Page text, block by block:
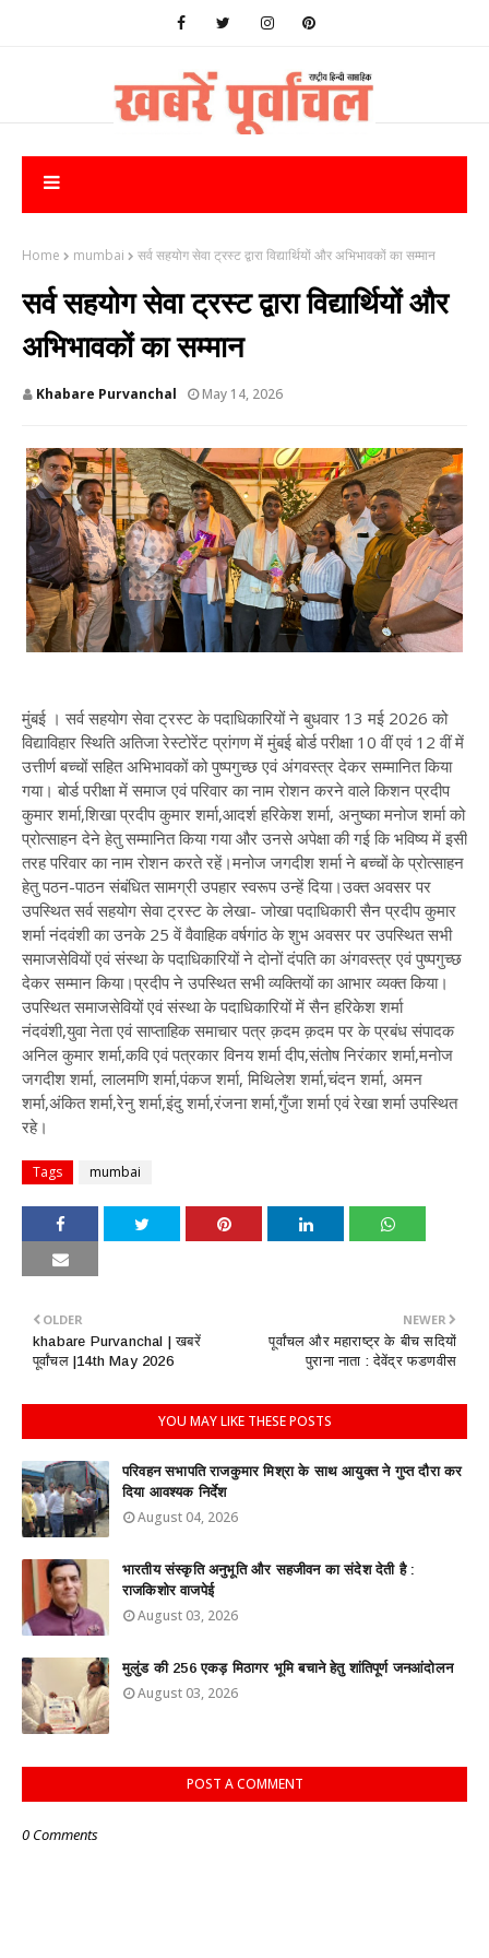
Home mumbai सर्व सहयोग सेवा ट्रस्ट द्वारा विद्यार्थियों और अभिभावकों का सम्मान
सर्व सहयोग सेवा ट्रस्ट द्वारा विद्यार्थियों और
अभिभावकों का सम्मान
Khabare Purvanchal May 14, 2026
मुंबई । सर्व सहयोग सेवा ट्रस्ट के पदाधिकारियों ने बुधवार 13 मई 2026 को
विद्याविहार स्थिति अतिजा रेस्टोरेंट प्रांगण में मुंबई बोर्ड परीक्षा 10 वीं एवं 12 वीं में
उत्तीर्ण बच्चों सहित अभिभावकों को पुष्पगुच्छ एवं अंगवस्त्र देकर सम्मानित किया
गया। बोर्ड परीक्षा में समाज एवं परिवार का नाम रोशन करने वाले किशन प्रदीप
कुमार शर्मा,शिखा प्रदीप कुमार शर्मा,आदर्श हरिकेश शर्मा, अनुष्का मनोज शर्मा को
प्रोत्साहन देने हेतु सम्मानित किया गया और उनसे अपेक्षा की गई कि भविष्य में इसी
तरह परिवार का नाम रोशन करते रहें।मनोज जगदीश शर्मा ने बच्चों के प्रोत्साहन
हेतु पठन-पाठन संबंधित सामग्री उपहार स्वरूप उन्हें दिया।उक्त अवसर पर
उपस्थित सर्व सहयोग सेवा ट्रस्ट के लेखा- जोखा पदाधिकारी सैन प्रदीप कुमार
शर्मा नंदवंशी का उनके 25 वें वैवाहिक वर्षगांठ के शुभ अवसर पर उपस्थित सभी
समाजसेवियों एवं संस्था के पदाधिकारियों ने दोनों दंपति का अंगवस्त्र एवं पुष्पगुच्छ
देकर सम्मान किया।प्रदीप ने उपस्थित सभी व्यक्तियों का आभार व्यक्त किया।
उपस्थित समाजसेवियों एवं संस्था के पदाधिकारियों में सैन हरिकेश शर्मा
नंदवंशी,युवा नेता एवं साप्ताहिक समाचार पत्र क़दम क़दम पर के प्रबंध संपादक
अनिल कुमार शर्मा,कवि एवं पत्रकार विनय शर्मा दीप,संतोष निरंकार शर्मा,मनोज
जगदीश शर्मा, लालमणि शर्मा,पंकज शर्मा, मिथिलेश शर्मा,चंदन शर्मा, अमन
शर्मा,अंकित शर्मा,रेनु शर्मा,इंदु शर्मा,रंजना शर्मा,गुँजा शर्मा एवं रेखा शर्मा उपस्थित
रहे।
Tags mumbai
NEWER
पूर्वांचल और महाराष्ट्र के बीच सदियों
पुराना नाता : देवेंद्र फडणवीस
OLDER
khabare Purvanchal | खबरें
पूर्वांचल |14th May 2026
YOU MAY LIKE THESE POSTS
परिवहन सभापति राजकुमार मिश्रा के साथ आयुक्त ने गुप्त दौरा कर
दिया आवश्यक निर्देश
August 04, 2026
भारतीय संस्कृति अनुभूति और सहजीवन का संदेश देती है :
राजकिशोर वाजपेई
August 03, 2026
मुलुंड की 256 एकड़ मिठागर भूमि बचाने हेतु शांतिपूर्ण जनआंदोलन
August 03, 2026
POST A COMMENT
0 Comments